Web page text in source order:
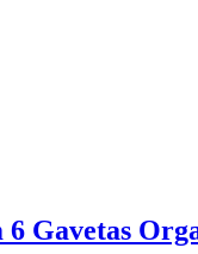
Gavetas